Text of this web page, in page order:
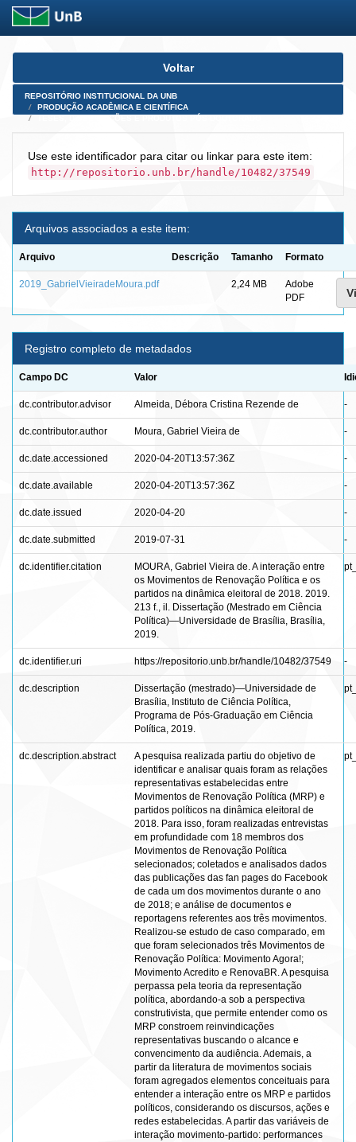
Skip
Voltar
REPOSITÓRIO INSTITUCIONAL DA UNB
PRODUÇÃO ACADÊMICA E CIENTÍFICA
Use este identificador para citar ou linkar para este item:
http://repositorio.unb.br/handle/10482/37549
Arquivos associados a este item:
Arquivo Descrição Tamanho Formato
2019_GabrielVieiradeMoura.pdf 2,24 MB
Adobe
PDF
Registro completo de metadados
Campo DC Valor
dc.contributor.advisor Almeida, Débora Cristina Rezende de -
dc.contributor.author Moura, Gabriel Vieira de -
dc.date.accessioned 2020-04-20T13:57:36Z -
dc.date.available 2020-04-20T13:57:36Z -
dc.date.issued 2020-04-20 -
dc.date.submitted 2019-07-31 -
dc.identifier.citation
MOURA, Gabriel Vieira de. A interação entre
os Movimentos de Renovação Política e os
partidos na dinâmica eleitoral de 2018. 2019.
213 f., il. Dissertação (Mestrado em Ciência
Política)—Universidade de Brasília, Brasília,
2019.
dc.identifier.uri https://repositorio.unb.br/handle/10482/37549 -
dc.description
Dissertação (mestrado)—Universidade de
Brasília, Instituto de Ciência Política,
Programa de Pós-Graduação em Ciência
Política, 2019.
dc.description.abstract
A pesquisa realizada partiu do objetivo de
identificar e analisar quais foram as relações
representativas estabelecidas entre
Movimentos de Renovação Política (MRP) e
partidos políticos na dinâmica eleitoral de
2018. Para isso, foram realizadas entrevistas
em profundidade com 18 membros dos
Movimentos de Renovação Política
selecionados; coletados e analisados dados
das publicações das fan pages do Facebook
de cada um dos movimentos durante o ano
de 2018; e análise de documentos e
reportagens referentes aos três movimentos.
Realizou-se estudo de caso comparado, em
que foram selecionados três Movimentos de
Renovação Política: Movimento Agora!;
Movimento Acredito e RenovaBR. A pesquisa
perpassa pela teoria da representação
política, abordando-a sob a perspectiva
construtivista, que permite entender como os
MRP constroem reinvindicações
representativas buscando o alcance e
convencimento da audiência. Ademais, a
partir da literatura de movimentos sociais
foram agregados elementos conceituais para
entender a interação entre os MRP e partidos
políticos, considerando os discursos, ações e
redes estabelecidas. A partir das variáveis de
interação movimento-partido: performances